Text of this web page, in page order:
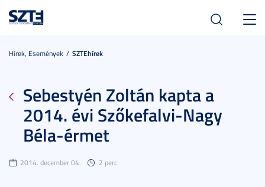
Hírek, Események SZTEhírek
Sebestyén Zoltán kapta a
2014. évi Szőkefalvi-Nagy
Béla-érmet
2014. december 04. 2 perc